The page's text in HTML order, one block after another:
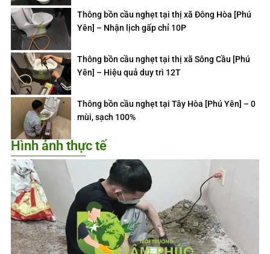
Thông bồn cầu nghẹt tại thị xã Đông Hòa [Phú
Yên] – Nhận lịch gấp chỉ 10P
Thông bồn cầu nghẹt tại thị xã Sông Cầu [Phú
Yên] – Hiệu quả duy trì 12T
Thông bồn cầu nghẹt tại Tây Hòa [Phú Yên] – 0
mùi, sạch 100%
Hình ảnh thực tế